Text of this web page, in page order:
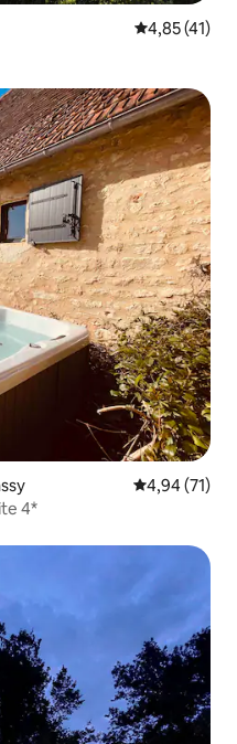
Vidutinis
4,85 (41)
Vidutinis
4,94 (71)
4*